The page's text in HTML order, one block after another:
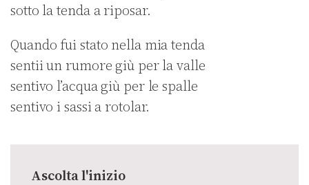
sotto la tenda a riposar.
Quando fui stato nella mia tenda
sentii un rumore giù per la valle
sentivo l’acqua giù per le spalle
sentivo i sassi a rotolar.
Ascolta l'inizio